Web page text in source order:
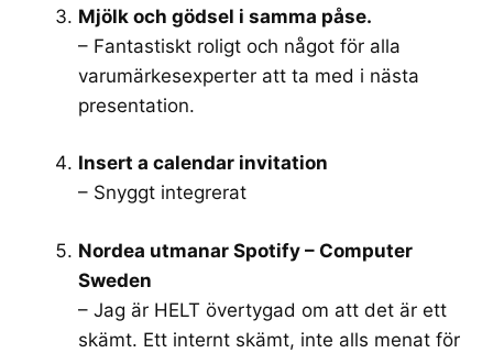
Mjölk och gödsel i samma påse.
– Fantastiskt roligt och något för alla
varumärkesexperter att ta med i nästa
presentation.
Insert a calendar invitation
– Snyggt integrerat
Nordea utmanar Spotify – Computer
Sweden
– Jag är HELT övertygad om att det är ett
skämt. Ett internt skämt, inte alls menat för